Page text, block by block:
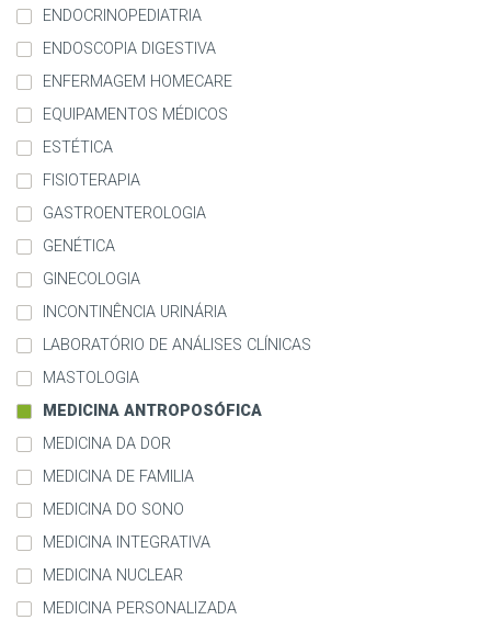
ENDOCRINOPEDIATRIA
ENDOSCOPIA DIGESTIVA
ENFERMAGEM HOMECARE
EQUIPAMENTOS MÉDICOS
ESTÉTICA
FISIOTERAPIA
GASTROENTEROLOGIA
GENÉTICA
GINECOLOGIA
INCONTINÊNCIA URINÁRIA
LABORATÓRIO DE ANÁLISES CLÍNICAS
MASTOLOGIA
MEDICINA ANTROPOSÓFICA
MEDICINA DA DOR
MEDICINA DE FAMILIA
MEDICINA DO SONO
MEDICINA INTEGRATIVA
MEDICINA NUCLEAR
MEDICINA PERSONALIZADA